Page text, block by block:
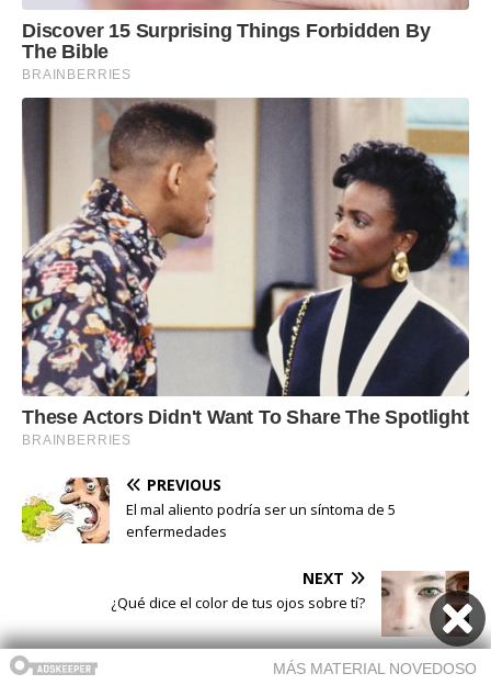
PREVIOUS
El mal aliento podría ser un síntoma de 5
enfermedades
NEXT
¿Qué dice el color de tus ojos sobre tí?